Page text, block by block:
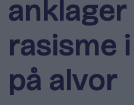
anklager
rasisme
på alvor